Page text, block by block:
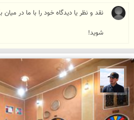
محمد جواد مرادی نراقی